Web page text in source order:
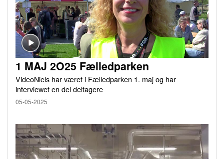
1 MAJ 2O25 Fælledparken
VideoNiels har været i Fælledparken 1. maj og har
interviewet en del deltagere
05-05-2025